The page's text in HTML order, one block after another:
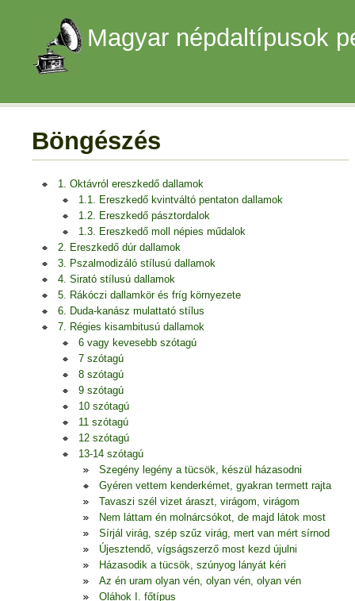
Magyar népdaltípusok
Böngészés
1. Oktávról ereszkedő dallamok
1.1. Ereszkedő kvintváltó pentaton dallamok
1.2. Ereszkedő pásztordalok
1.3. Ereszkedő moll népies műdalok
2. Ereszkedő dúr dallamok
3. Pszalmodizáló stílusú dallamok
4. Sirató stílusú dallamok
5. Rákóczi dallamkör és fríg környezete
6. Duda-kanász mulattató stílus
7. Régies kisambitusú dallamok
6 vagy kevesebb szótagú
7 szótagú
8 szótagú
9 szótagú
10 szótagú
11 szótagú
12 szótagú
13-14 szótagú
Szegény legény a tücsök, készül házasodni
Gyéren vettem kenderkémet, gyakran termett rajta
Tavaszi szél vizet áraszt, virágom, virágom
Nem láttam én molnárcsókot, de majd látok most
Sírjál virág, szép szűz virág, mert van mért sírnod
Újesztendő, vígságszerző most kezd újulni
Házasodik a tücsök, szúnyog lányát kéri
Az én uram olyan vén, olyan vén, olyan vén
Oláhok I. főtípus